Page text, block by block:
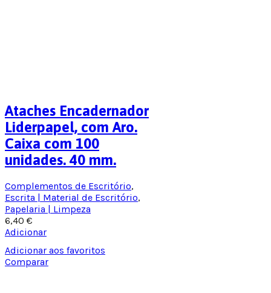
Adicionar aos favoritos
Comparar
Ataches Encadernador
Liderpapel, com Aro.
Caixa com 100
unidades. 40 mm.
Complementos de Escritório,
Escrita | Material de Escritório,
Papelaria | Limpeza
6,40 €
Adicionar